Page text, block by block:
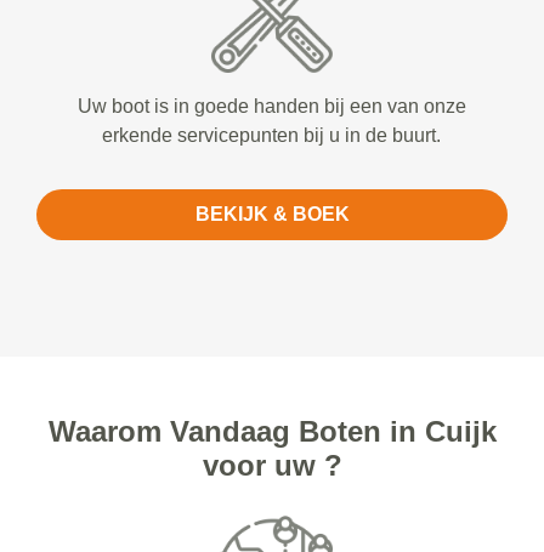
Uw boot is in goede handen bij een van onze
erkende servicepunten bij u in de buurt.
BEKIJK & BOEK
Waarom Vandaag Boten in Cuijk
voor uw ?